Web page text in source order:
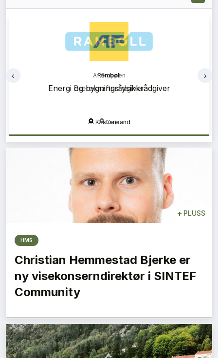
Rambøll
Energi og bygningsfysikkrådgiver
Kristiansand
‹ ›
+ PLUSS
HMS
Christian Hemmestad Bjerke er
ny visekonserndirektør i SINTEF
Community